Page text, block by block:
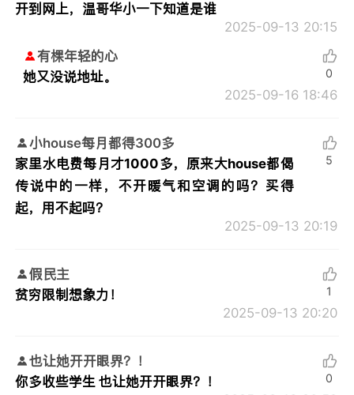
开到网上，温哥华小一下知道是谁
2025-09-13 20:15
有棵年轻的心
她又没说地址。
2025-09-16 18:46
0
小house每月都得300多
家里水电费每月才1000多，原来大house都偈
传说中的一样，不开暖气和空调的吗？买得
起，用不起吗？
2025-09-13 20:19
5
假民主
贫穷限制想象力！
2025-09-13 20:20
1
也让她开开眼界？！
你多收些学生 也让她开开眼界？！
0